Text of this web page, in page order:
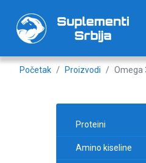
Početak Proizvodi Omega
Proteini
Amino kiseline